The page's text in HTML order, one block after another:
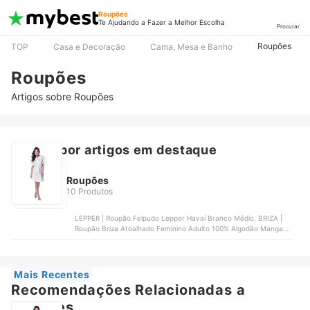
Roupões
Te Ajudando a Fazer a Melhor Escolha
Procurar
TOP Casa e Decoração Cama, Mesa e Banho Roupões
Roupões
Artigos sobre Roupões
Buscar por artigos em destaque
Roupões
10 Produtos
LEPPER | Roupão Felpudo Lepper Havaí Branco Médio, BRIZA |
Roupão Briza Atoalhado Feminino Adulto 100% Algodão Manga
Mais Recentes
Recomendações Relacionadas a